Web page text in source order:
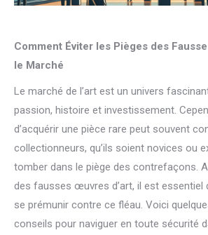
Comment Éviter les Pièges des
le Marché
Le marché de l’art est un univers
passion, histoire et investissement.
d’acquérir une pièce rare peut souvent
collectionneurs, qu’ils soient novices ou
tomber dans le piège des contrefaçons.
des fausses œuvres d’art, il est essentiel
se prémunir contre ce fléau. Voici
conseils pour naviguer en toute sécurité